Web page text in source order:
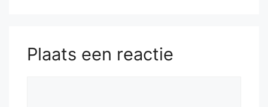
Plaats een reactie